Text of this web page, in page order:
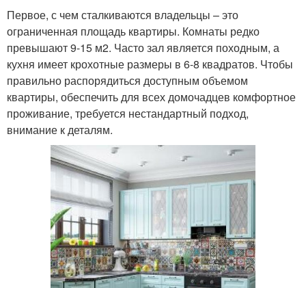
Первое, с чем сталкиваются владельцы – это
ограниченная площадь квартиры. Комнаты редко
превышают 9-15 м2. Часто зал является походным, а
кухня имеет крохотные размеры в 6-8 квадратов. Чтобы
правильно распорядиться доступным объемом
квартиры, обеспечить для всех домочадцев комфортное
проживание, требуется нестандартный подход,
внимание к деталям.